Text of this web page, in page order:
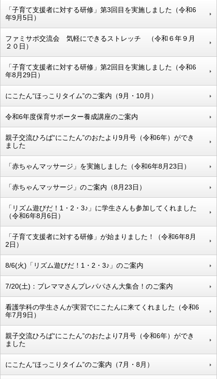
「子育て支援者に対する研修」第3回目を実施しました（令和6
年9月5日）
ファミサポ交流会 気軽にできるストレッチ （令和６年９月
２０日）
「子育て支援者に対する研修」第2回目を実施しました（令和6
年8月29日）
にこたん“ほっこりタイム”のご案内（9月・10月）
令和6年度保育サポーター養成講座のご案内
親子交流ひろば“にこたん”のおたより9月号（令和6年）ができ
ました
「赤ちゃんマッサージ」を実施しました（令和6年8月23日）
「赤ちゃんマッサージ」のご案内（8月23日）
「リズム遊びだ！1・2・3♪」に学生さんも参加してくれました
（令和6年8月6日）
「子育て支援者に対する研修」が始まりました！（令和6年8月
2日）
8/6(火)「リズム遊びだ！1・2・3♪」のご案内
7/20(土)：プレママさんプレパパさん大集合！のご案内
看護学科の学生さんが実習でにこたんに来てくれました（令和6
年7月9日）
親子交流ひろば“にこたん”のおたより7月号（令和6年）ができ
ました
にこたん“ほっこりタイム”のご案内（7月・8月）